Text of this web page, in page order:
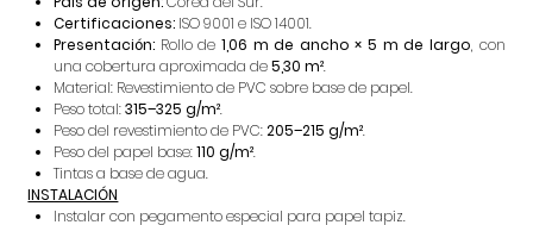
Certificaciones: ISO 9001 e ISO 14001.
Presentación: Rollo de 1,06 m de ancho × 5 m de largo, con
una cobertura aproximada de5,30 m².
Material: Revestimiento de PVC sobre base de papel.
Peso total:315–325 g/m².
Peso del revestimiento de PVC:205–215 g/m².
Peso del papel base:110 g/m².
Tintas a base de agua.
INSTALACIÓN
Instalar con pegamento especial para papel tapiz.